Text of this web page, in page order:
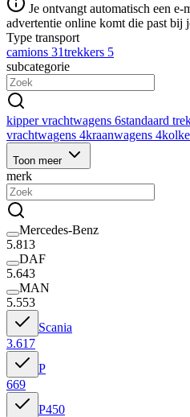
Je ontvangt automatisch een
advertentie online komt die past bij
Type transport
camions 31trekkers 5
subcategorie
kipper vrachtwagens 6standaard
vrachtwagens 4kraanwagens 4
Toon meer
merk
Mercedes-Benz
5.813
DAF
5.643
MAN
5.553
Scania
3.617
P
669
P450